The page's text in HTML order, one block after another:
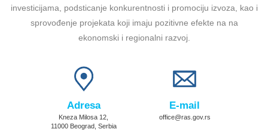
investicijama, podsticanje konkurentnosti i promociju izvoza, kao i
sprovođenje projekata koji imaju pozitivne efekte na na
ekonomski i regionalni razvoj.
Adresa
Kneza Milosa 12,
11000 Beograd, Serbia
E-mail
office@ras.gov.rs